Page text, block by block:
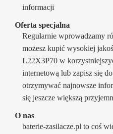
informacji
Oferta specjalna
Regularnie wprowadzamy
możesz kupić wysokiej
L22X3P70 w
internetową lub zapisz się
otrzymywać najnowsze
się jeszcze większą
O nas
baterie-zasilacze.pl to coś